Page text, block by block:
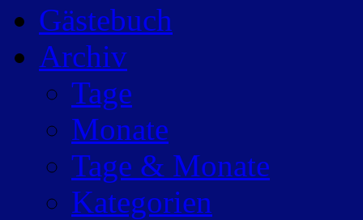
Gästebuch
Archiv
Tage
Monate
Tage & Monate
Kategorien